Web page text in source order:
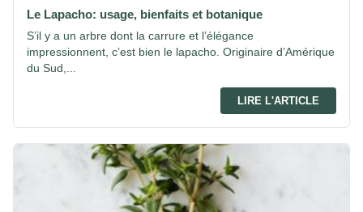
Le Lapacho: usage, bienfaits et botanique
S’il y a un arbre dont la carrure et l’élégance
impressionnent, c’est bien le lapacho. Originaire d’Amérique
du Sud,...
LIRE L'ARTICLE